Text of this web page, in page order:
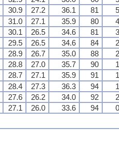
30.9 27.2 36.1 81
31.0 27.1 35.9 80
30.1 26.5 34.6 81
29.5 26.5 34.6 84
28.9 26.7 35.0 88
28.8 27.0 35.7 90
28.7 27.1 35.9 91
28.4 27.3 36.3 94
27.6 26.2 34.0 92
27.1 26.0 33.6 94